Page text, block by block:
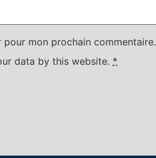
mon prochain commentaire.
data by this website. *